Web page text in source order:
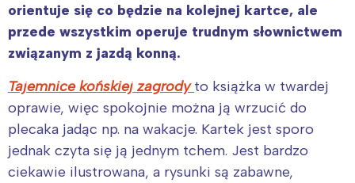
orientuje się co będzie na kolejnej kartce, ale
przede wszystkim operuje trudnym słownictwem
związanym z jazdą konną.
Tajemnice końskiej zagrodyto książka w twardej
oprawie, więc spokojnie można ją wrzucić do
plecaka jadąc np. na wakacje. Kartek jest sporo
jednak czyta się ją jednym tchem. Jest bardzo
ciekawie ilustrowana, a rysunki są zabawne,